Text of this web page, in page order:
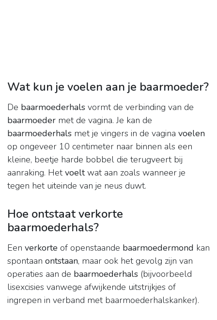
Wat kun je voelen aan je baarmoeder?
De baarmoederhals vormt de verbinding van de
baarmoeder met de vagina. Je kan de
baarmoederhals met je vingers in de vagina voelen
op ongeveer 10 centimeter naar binnen als een
kleine, beetje harde bobbel die terugveert bij
aanraking. Hetvoeltwat aan zoals wanneer je
tegen het uiteinde van je neus duwt.
Hoe ontstaat verkorte
baarmoederhals?
Een verkorte of openstaande baarmoedermond kan
spontaan ontstaan, maar ook het gevolg zijn van
operaties aan de baarmoederhals (bijvoorbeeld
lisexcisies vanwege afwijkende uitstrijkjes of
ingrepen in verband met baarmoederhalskanker).